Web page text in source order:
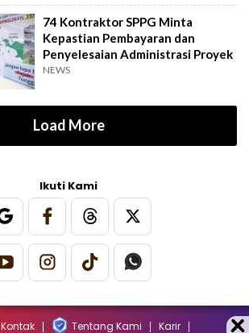
74 Kontraktor SPPG Minta
Kepastian Pembayaran dan
Penyelesaian Administrasi Proyek
NEWS
Load More
Ikuti Kami
Kontak Tentang Kami Karir